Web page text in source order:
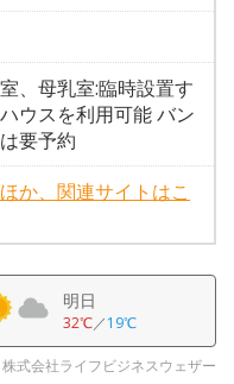
、母乳室:臨時設置す
ウスを利用可能 バン
要予約
か、関連サイトはこ
明日
32℃／19℃
式会社ライフビジネスウェザー